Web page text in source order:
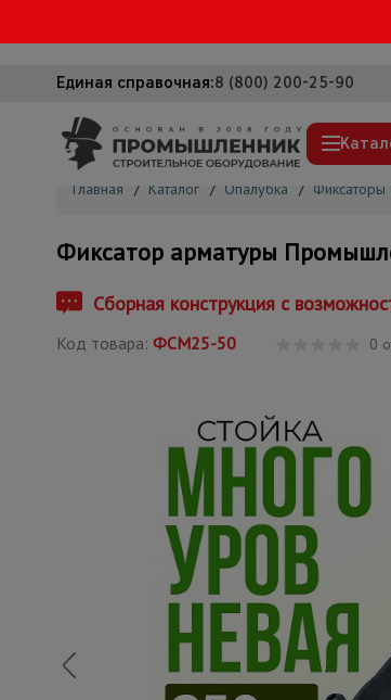
Единая справочная:8 (800) 200-25-90
Вышки-туры
Сетка, тенты,
Мусоропровод
Фанера
Опалубка
Вибротехника для
Оборудование для
Оборудование для
Техника для склада
Главная / Каталог / Опалубка / Фиксаторы
Фиксатор арматуры
Сборная конструкция с
Код товара: ФСМ25-50 0